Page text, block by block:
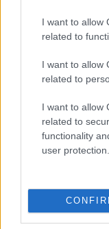
I want to allow
related to
I want to allow
related to
I want to allow
related to
functionality
user protection.
koronavírust –
tavasszal
lakásvásárlók